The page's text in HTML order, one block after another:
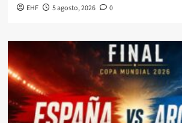
EHF 5 agosto, 2026 0